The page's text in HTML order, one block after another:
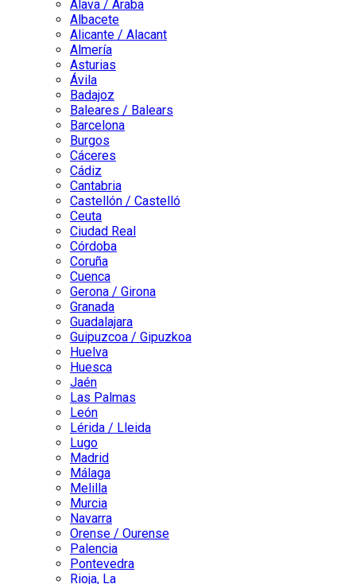
Alava / Araba
Albacete
Alicante / Alacant
Almería
Asturias
Ávila
Badajoz
Baleares / Balears
Barcelona
Burgos
Cáceres
Cádiz
Cantabria
Castellón / Castelló
Ceuta
Ciudad Real
Córdoba
Coruña
Cuenca
Gerona / Girona
Granada
Guadalajara
Guipuzcoa / Gipuzkoa
Huelva
Huesca
Jaén
Las Palmas
León
Lérida / Lleida
Lugo
Madrid
Málaga
Melilla
Murcia
Navarra
Orense / Ourense
Palencia
Pontevedra
Rioja, La